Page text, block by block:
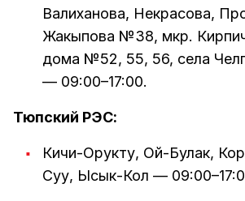
Валиханова, Некрасова,
Жакыпова №38, мкр.
дома №52, 55, 56, села
— 09:00–17:00.
Тюпский РЭС:
Кичи-Орукту, Ой-Булак,
Суу, Ысык-Кол —